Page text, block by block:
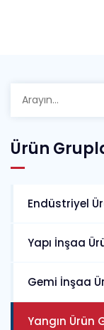
Ürün
Endüstriyel
Yapı İnşaa
Gemi İnşaa
Yangın Ürün